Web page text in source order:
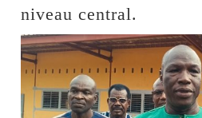
niveau central.